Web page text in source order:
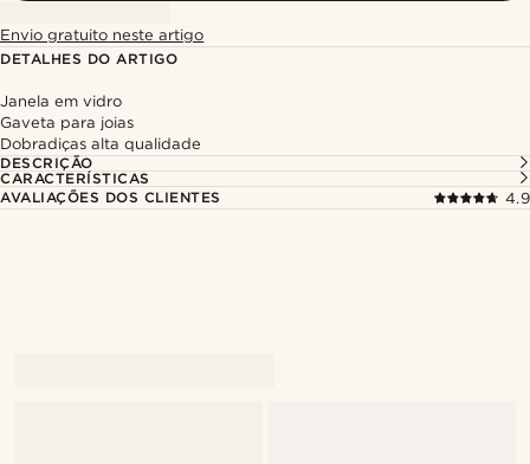
Envio gratuito neste artigo
DETALHES DO ARTIGO
Janela em vidro
Gaveta para joias
Dobradiças alta qualidade
DESCRIÇÃO
CARACTERÍSTICAS
AVALIAÇÕES DOS CLIENTES
4.9